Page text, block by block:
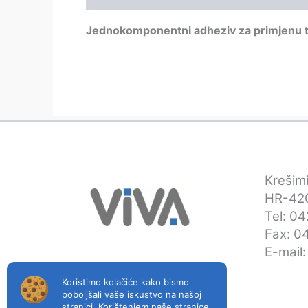
Jednokomponentni adheziv za primjenu
Koristimo kolačiće kako bismo
poboljšali vaše iskustvo na našoj
HR-
Tel:
Fax:
E-